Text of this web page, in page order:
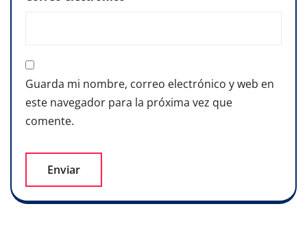
Guarda mi nombre, correo electrónico y web en
este navegador para la próxima vez que
comente.